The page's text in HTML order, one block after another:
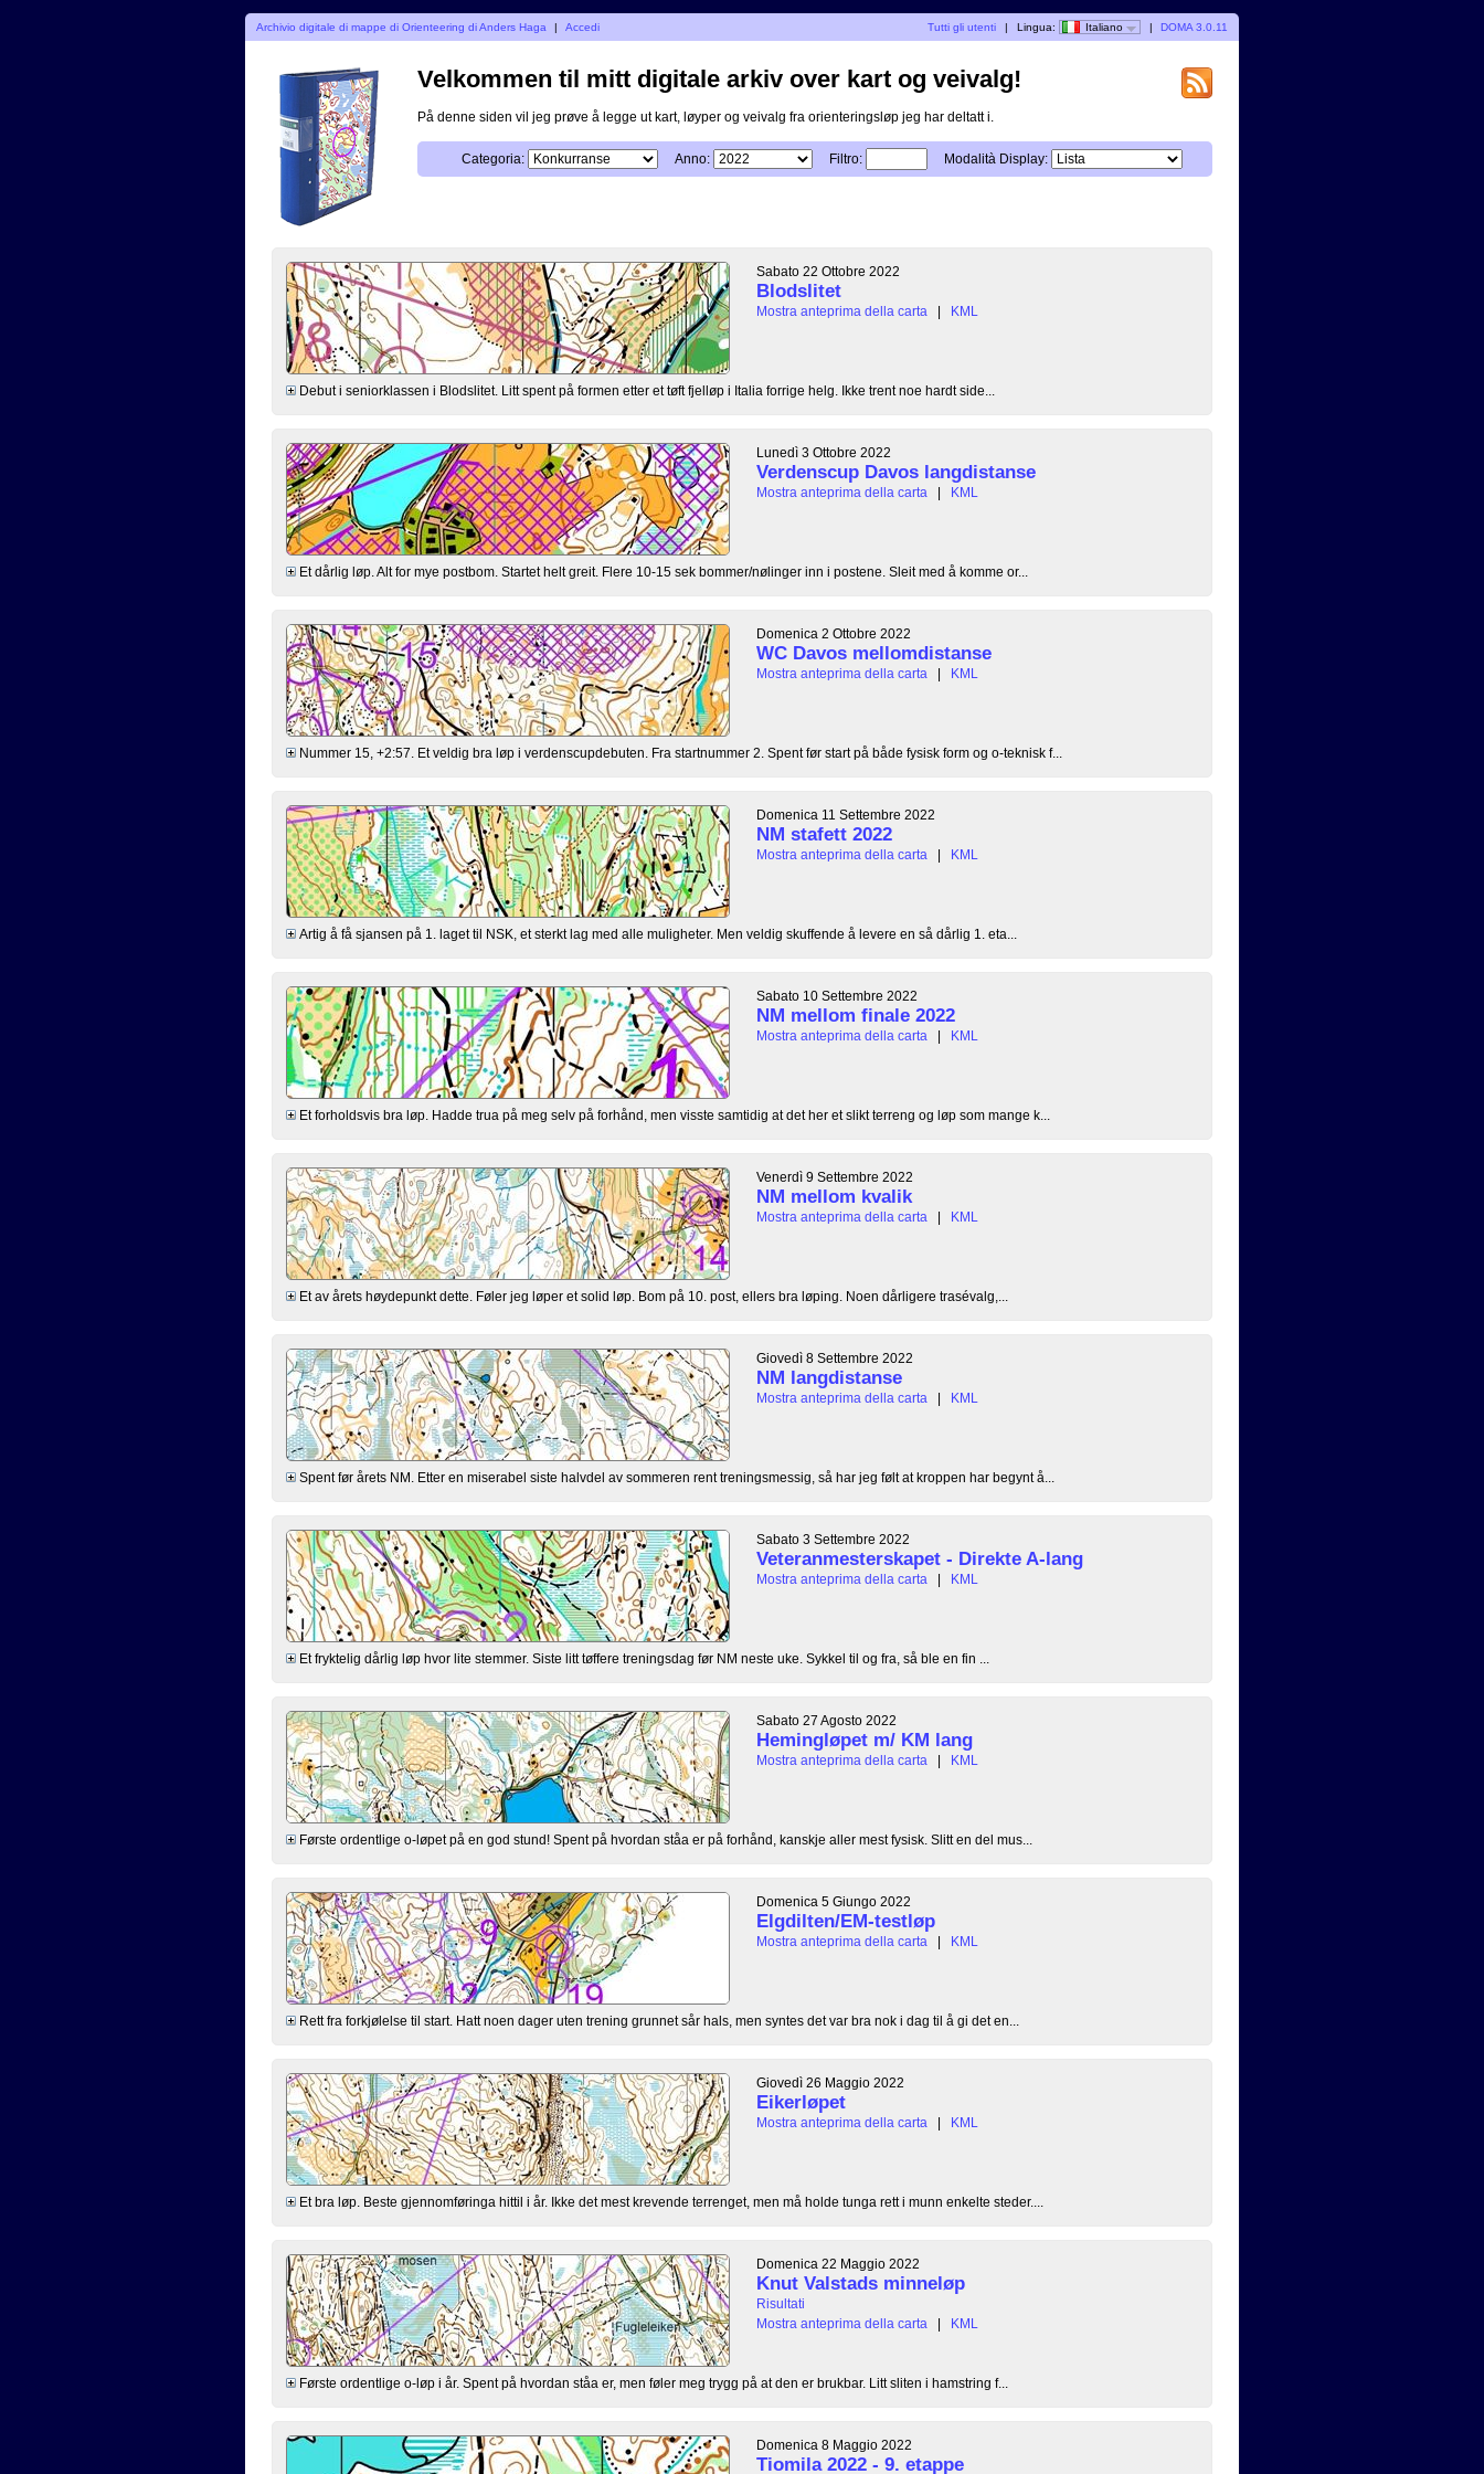
Archivio digitale di mappe di Orienteering di Anders Haga | Accedi Tutti gli utenti | Lingua: Italiano | DOMA 3.0.11
Velkommen til mitt digitale arkiv over kart og veivalg!
På denne siden vil jeg prøve å legge ut kart, løyper og veivalg fra orienteringsløp jeg har deltatt i.
Categoria: Anno: Filtro: Modalità Display:
Sabato 22 Ottobre 2022
Blodslitet
Mostra anteprima della carta | KML
Debut i seniorklassen i Blodslitet. Litt spent på formen etter et tøft fjelløp i Italia forrige helg. Ikke trent noe hardt side...
Lunedì 3 Ottobre 2022
Verdenscup Davos langdistanse
Mostra anteprima della carta | KML
Et dårlig løp. Alt for mye postbom. Startet helt greit. Flere 10-15 sek bommer/nølinger inn i postene. Sleit med å komme or...
Domenica 2 Ottobre 2022
WC Davos mellomdistanse
Mostra anteprima della carta | KML
Nummer 15, +2:57. Et veldig bra løp i verdenscupdebuten. Fra startnummer 2. Spent før start på både fysisk form og o-teknisk f...
Domenica 11 Settembre 2022
NM stafett 2022
Mostra anteprima della carta | KML
Artig å få sjansen på 1. laget til NSK, et sterkt lag med alle muligheter. Men veldig skuffende å levere en så dårlig 1. eta...
Sabato 10 Settembre 2022
NM mellom finale 2022
Mostra anteprima della carta | KML
Et forholdsvis bra løp. Hadde trua på meg selv på forhånd, men visste samtidig at det her et slikt terreng og løp som mange k...
Venerdì 9 Settembre 2022
NM mellom kvalik
Mostra anteprima della carta | KML
Et av årets høydepunkt dette. Føler jeg løper et solid løp. Bom på 10. post, ellers bra løping. Noen dårligere trasévalg,...
Giovedì 8 Settembre 2022
NM langdistanse
Mostra anteprima della carta | KML
Spent før årets NM. Etter en miserabel siste halvdel av sommeren rent treningsmessig, så har jeg følt at kroppen har begynt å...
Sabato 3 Settembre 2022
Veteranmesterskapet - Direkte A-lang
Mostra anteprima della carta | KML
Et fryktelig dårlig løp hvor lite stemmer. Siste litt tøffere treningsdag før NM neste uke. Sykkel til og fra, så ble en fin ...
Sabato 27 Agosto 2022
Hemingløpet m/ KM lang
Mostra anteprima della carta | KML
Første ordentlige o-løpet på en god stund! Spent på hvordan ståa er på forhånd, kanskje aller mest fysisk. Slitt en del mus...
Domenica 5 Giungo 2022
Elgdilten/EM-testløp
Mostra anteprima della carta | KML
Rett fra forkjølelse til start. Hatt noen dager uten trening grunnet sår hals, men syntes det var bra nok i dag til å gi det en...
Giovedì 26 Maggio 2022
Eikerløpet
Mostra anteprima della carta | KML
Et bra løp. Beste gjennomføringa hittil i år. Ikke det mest krevende terrenget, men må holde tunga rett i munn enkelte steder....
Domenica 22 Maggio 2022
Knut Valstads minneløp
Risultati
Mostra anteprima della carta
| KML
Første ordentlige o-løp i år. Spent på hvordan ståa er, men føler meg trygg på at den er brukbar. Litt sliten i hamstring f...
Domenica 8 Maggio 2022
Tiomila 2022 - 9. etappe